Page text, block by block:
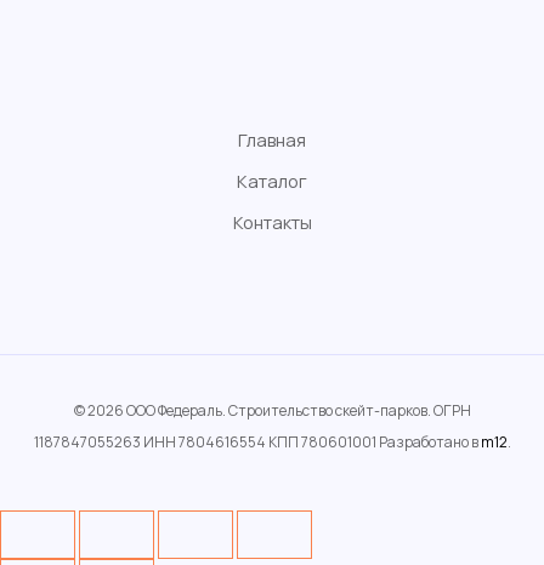
Главная
Каталог
Контакты
© 2026 ООО Федераль. Строительство скейт-парков. ОГРН
1187847055263 ИНН 7804616554 КПП 780601001 Разработано вm12.